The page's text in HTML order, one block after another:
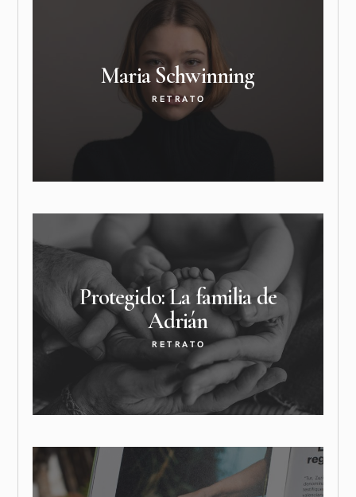
Maria Schwinning
RETRATO
Protegido: La familia de
Adrián
RETRATO